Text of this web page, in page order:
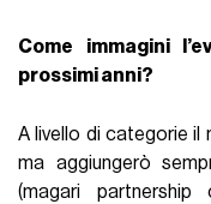
Come immagini
prossimi anni?
A livello di categorie il
ma aggiungerò
(magari